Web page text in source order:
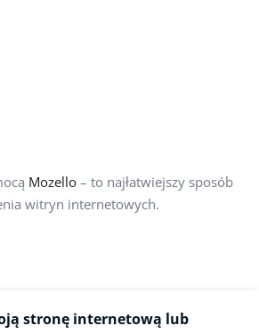
Mozello – to najłatwiejszy sposób
witryn internetowych.
stronę internetową lub